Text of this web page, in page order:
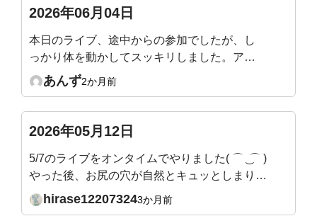
ります。痛くはないですが、音の正体はなんな
んでしょうか？？
2026年06月04日
本日のライブ、途中からの参加でしたが、し
っかり体を動かしてスッキリしました。アー
カイブや他の動画を見ながら毎日少しずつ続
けてみようと思います。
あんず2か月前
2026年05月12日
5/7のライブをオンタイムでやりました( ⌒ ͜ ⌒ )
やった後、お尻の穴が自然とキュッとしまりま
した。あと、お腹の深いところまで自然と力が
入っていく感じです。←吉田先生、この状態、
hirase122073243か月前